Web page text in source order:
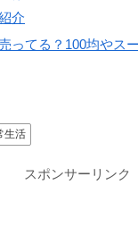
介
ってる？100均やス
生活
スポンサーリンク